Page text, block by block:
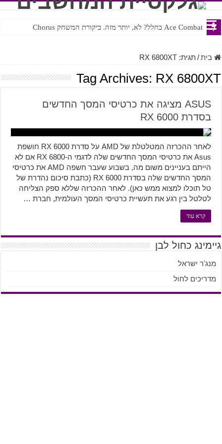
Ace Combat בחלל? לא, יותר מזה. ביקורת המשחק Chorus
Steven Universe והשירים שתורגמו בצורה נוראית לעברית
בית/תגית:RX 6800XT
Tag Archives: RX 6800XT
ASUS מציגה את כרטיסי המסך החדשים
בסדרת RX 6000
לאחר ההכרזה המטלטלת של AMD על סדרת RX 6000 חושפת
Asus את כרטיסי המסך החדשים שלה לדגמי ה-RX 6800 אם לא
הייתם בעניינים משום מה, בשבוע שעבר חשפה AMD את כרטיסי
המסך החדשים שלה בסדרת RX 6000 (כתבת סיכום נהדרת של
טל תוכלו למצוא ממש כאן). לאחר ההכרזה שללא ספק הצליחה
לטלטל בין רגע את תעשיית כרטיסי המסך העולמית, חברת …
קרא עוד
גיימינג כחול לבן
מנג'ר ישראל
מדריכים לחול